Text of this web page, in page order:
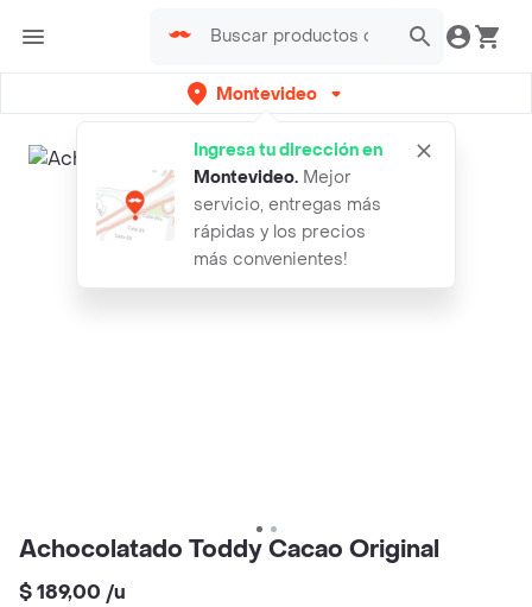
Montevideo
Ingresa tu dirección en
Montevideo. Mejor
servicio, entregas más
rápidas y los precios
más convenientes!
Achocolatado Toddy Cacao Original
$ 189,00 /u